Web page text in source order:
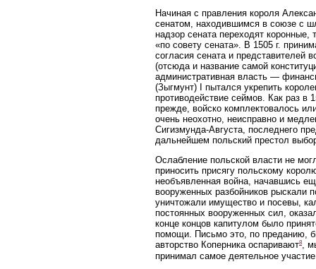
Начиная с правления короля
сенатом, находившимся в союзе с
надзор сената переходят
«по совету сената». В 1505 г.
согласия сената и представителей
(отсюда и название самой
административная власть —
(Зыгмунт) I пытался укрепить
противодействие сеймов. Как раз в
прежде, войско комплектовалось
очень неохотно, неисправно и
Сигизмунда-Августа, последнего
дальнейшем польский престол
Ослабление польской власти не
приносить присягу польскому
необъявленная война, начавшись
вооруженных разбойников рыскали
уничтожали имущество и посевы,
постоянных вооруженных сил,
конце концов капитулом было
помощи. Письмо это, по преданию,
авторство Коперника оспаривают8,
принимал самое деятельное